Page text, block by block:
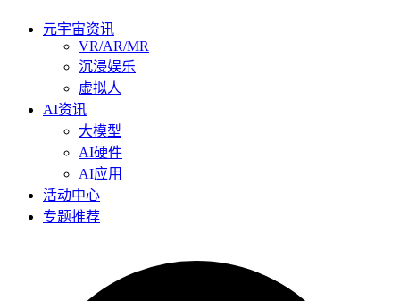
元宇宙资讯
VR/AR/MR
沉浸娱乐
虚拟人
AI资讯
大模型
AI硬件
AI应用
活动中心
专题推荐